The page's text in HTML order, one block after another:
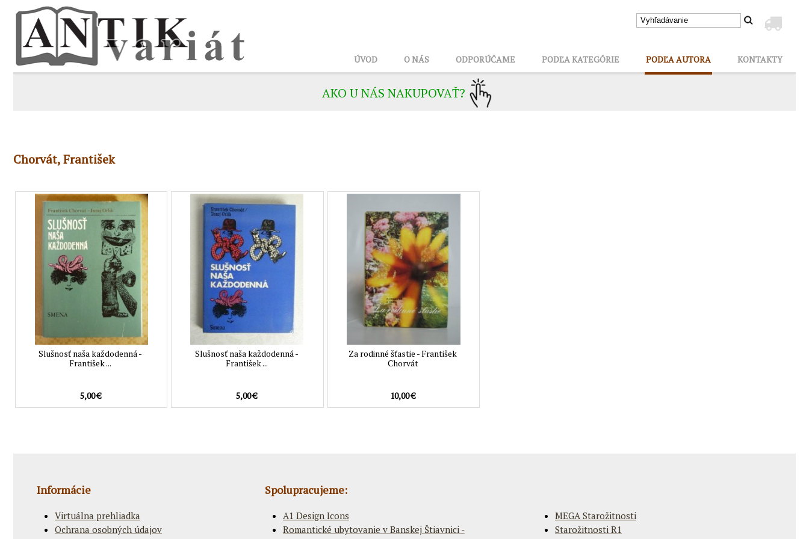
ÚVOD O NÁS ODPORÚČAME PODĽA KATEGÓRIE PODĽA AUTORA KONTAKTY
AKO U NÁS NAKUPOVAŤ?
Chorvát, František
Slušnosť naša každodenná -
František ...
5,00 €
Slušnosť naša každodenná -
František ...
5,00 €
Za rodinné šťastie - František
Chorvát
10,00 €
Informácie
Virtuálna prehliadka
Ochrana osobných údajov
Spolupracujeme:
A1 Design Icons
Romantické ubytovanie v Banskej Štiavnici -
MEGA Starožitnosti
Starožitnosti R1